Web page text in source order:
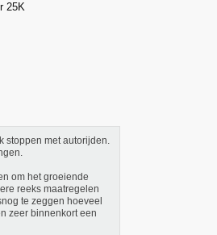
25K
stoppen met autorijden.
om het groeiende
reeks maatregelen
te zeggen hoeveel
zeer binnenkort een